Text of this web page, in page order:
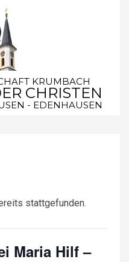
KRUMBACH
CHRISTEN
- EDENHAUSEN
stattgefunden.
Maria Hilf –